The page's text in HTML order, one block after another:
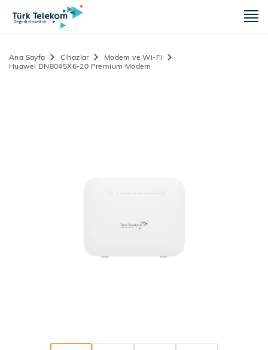
Ana Sayfa Cihazlar
Modem ve Wi-Fi
Huawei DN8045X6-20 Premium Modem